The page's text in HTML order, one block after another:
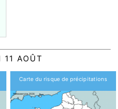
11 AOÛT
Carte du risque de précipitations